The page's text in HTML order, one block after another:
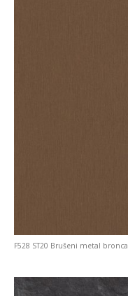
F528 ST20 Brušeni metal bronca